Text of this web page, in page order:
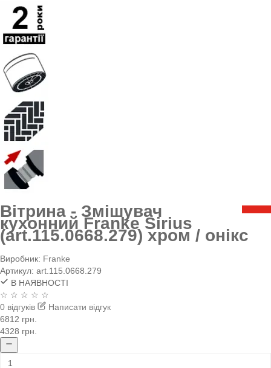
Вітрина - Змішувач
кухонний Franke Sirius
(art.115.0668.279) хром / онікс
Виробник: Franke
Артикул: art.115.0668.279
В НАЯВНОСТІ
☆ ☆ ☆ ☆ ☆
0 відгуків
Написати відгук
6812 грн.
4328 грн.